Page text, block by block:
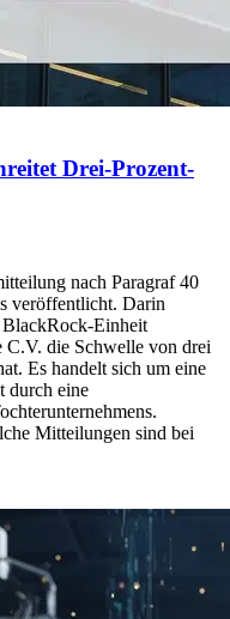
Drei-Prozent-
nach Paragraf 40
veröffentlicht. Darin
BlackRock-Einheit
die Schwelle von drei
Es handelt sich um eine
durch eine
Mitteilungen sind bei